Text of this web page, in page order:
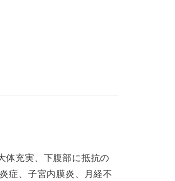
体充実、下腹部に抵抗の
症、子宮内膜炎、月経不